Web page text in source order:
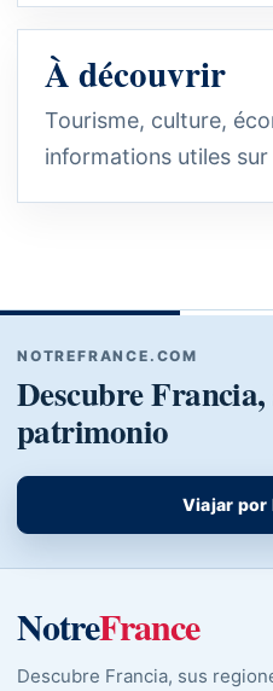
À découvrir
Tourisme, culture,
informations utiles sur
NOTREFRANCE.COM
Descubre
patrimonio
Viajar por
NotreFrance
Descubre Francia, sus